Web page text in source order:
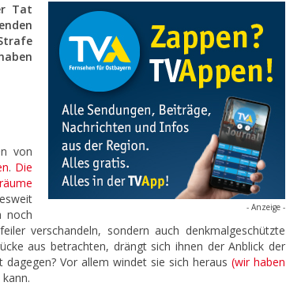
- Anzeige -
Tat
von
. Die
noch
verschandeln, sondern auch denkmalgeschützte
aus betrachten, drängt sich ihnen der Anblick der
Vor allem windet sie sich heraus (wir haben